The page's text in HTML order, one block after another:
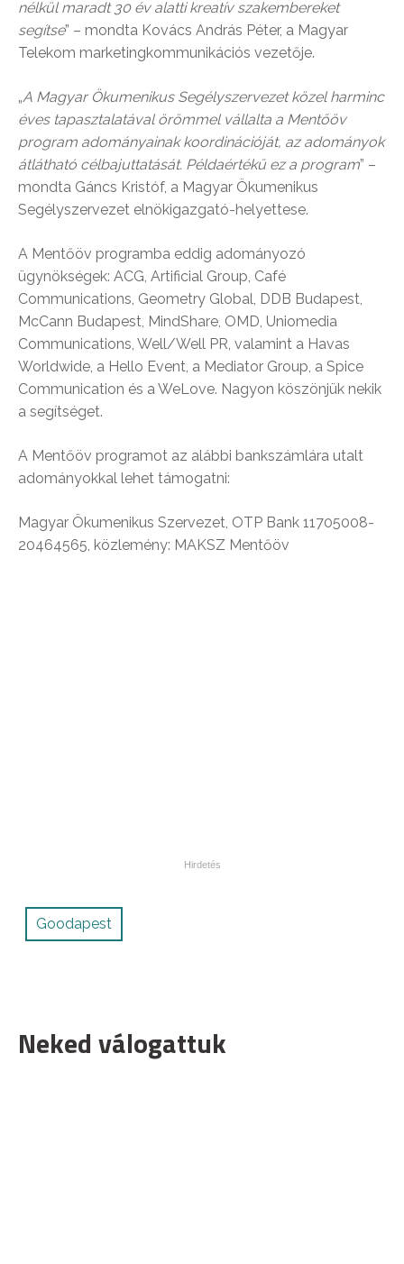
nélkül maradt 30 év alatti kreatív szakembereket
segítse” – mondta Kovács András Péter, a Magyar
Telekom marketingkommunikációs vezetője.
„A Magyar Ökumenikus Segélyszervezet közel harminc
éves tapasztalatával örömmel vállalta a Mentőöv
program adományainak koordinációját, az adományok
átlátható célbajuttatását. Példaértékű ez a program” –
mondta Gáncs Kristóf, a Magyar Ökumenikus
Segélyszervezet elnökigazgató-helyettese.
A Mentőöv programba eddig adományozó
ügynökségek: ACG, Artificial Group, Café
Communications, Geometry Global, DDB Budapest,
McCann Budapest, MindShare, OMD, Uniomedia
Communications, Well/Well PR, valamint a Havas
Worldwide, a Hello Event, a Mediator Group, a Spice
Communication és a WeLove. Nagyon köszönjük nekik
a segítséget.
A Mentőöv programot az alábbi bankszámlára utalt
adományokkal lehet támogatni:
Magyar Ökumenikus Szervezet, OTP Bank 11705008-
20464565, közlemény: MAKSZ Mentőöv
Goodapest
Neked válogattuk